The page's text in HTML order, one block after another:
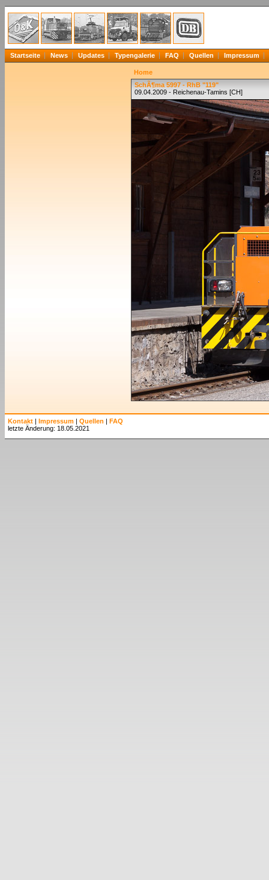
Startseite News Updates Typengalerie FAQ Quellen Impressum
Home
SchÃ¶ma 5997 - RhB "119"
09.04.2009 - Reichenau-Tamins [CH]
Kontakt | Impressum | Quellen | FAQ
letzte Änderung: 18.05.2021